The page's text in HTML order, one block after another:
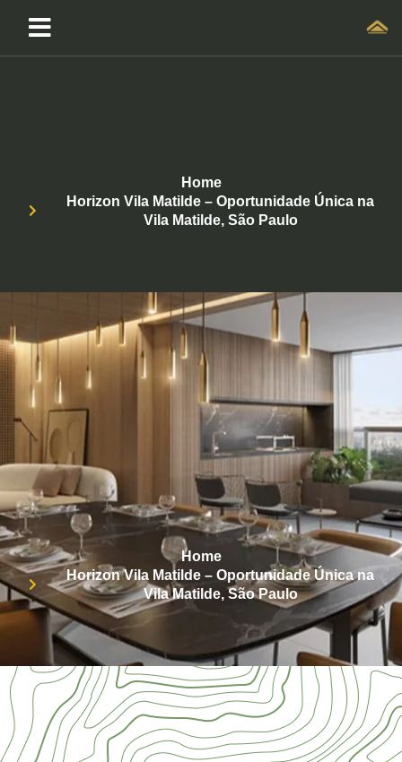
Home
Horizon Vila Matilde – Oportunidade Única na
Vila Matilde, São Paulo
Home
Horizon Vila Matilde – Oportunidade Única na
Vila Matilde, São Paulo